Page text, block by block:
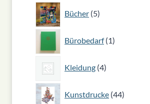
Bücher 5
5
Produkte
Bürobedarf 1
1
Produkt
Kleidung 4
4
Produkte
Kunstdrucke 44
44
Produkte